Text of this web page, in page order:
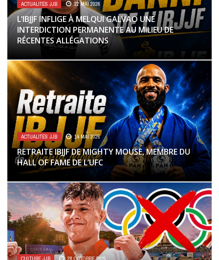
ACTUALITÉS JJB 22 MAI 2026
L’IBJJF INFLIGE À MELQUI GALVAO UNE
INTERDICTION PERMANENTE AU MILIEU DE
RÉCENTES ALLÉGATIONS
ACTUALITÉS JJB 14 MAI 2026
RETRAITE IBJJF DE MIGHTY MOUSE, MEMBRE DU
HALL OF FAME DE L’UFC
CULTURE JJB 28 OCTOBRE 2025